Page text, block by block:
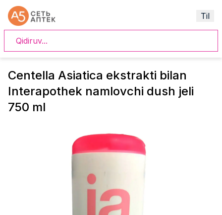
Til
Centella Asiatica ekstrakti bilan
Interapothek namlovchi dush jeli
750 ml